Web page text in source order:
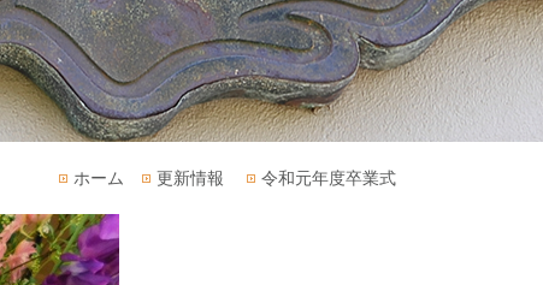
ホーム 更新情報 令和元年度卒業式